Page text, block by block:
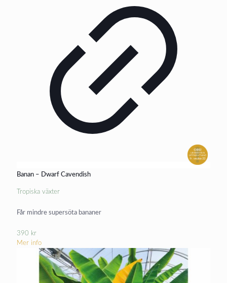
Banan – Dwarf Cavendish
Tropiska växter
Får mindre supersöta bananer
390 kr
Mer info